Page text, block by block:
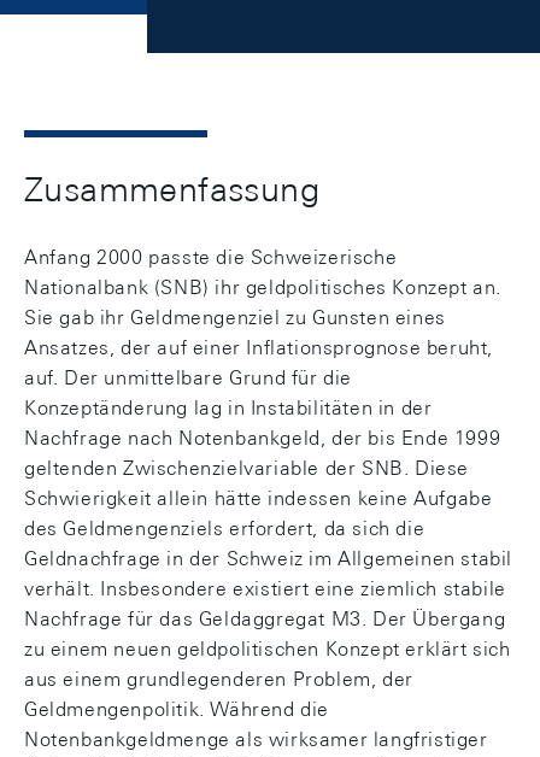
Zusammenfassung
Anfang 2000 passte die Schweizerische
Nationalbank (SNB) ihr geldpolitisches Konzept an.
Sie gab ihr Geldmengenziel zu Gunsten eines
Ansatzes, der auf einer Inflationsprognose beruht,
auf. Der unmittelbare Grund für die
Konzeptänderung lag in Instabilitäten in der
Nachfrage nach Notenbankgeld, der bis Ende 1999
geltenden Zwischenzielvariable der SNB. Diese
Schwierigkeit allein hätte indessen keine Aufgabe
des Geldmengenziels erfordert, da sich die
Geldnachfrage in der Schweiz im Allgemeinen stabil
verhält. Insbesondere existiert eine ziemlich stabile
Nachfrage für das Geldaggregat M3. Der Übergang
zu einem neuen geldpolitischen Konzept erklärt sich
aus einem grundlegenderen Problem, der
Geldmengenpolitik. Während die
Notenbankgeldmenge als wirksamer langfristiger